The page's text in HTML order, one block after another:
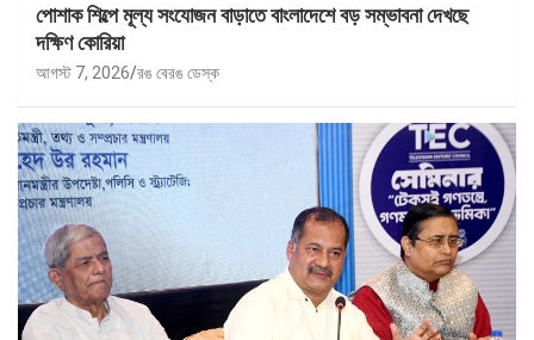
পোশাক শিল্পে মূল্য সংযোজন বাড়াতে বাংলাদেশে বড় সম্ভাবনা দেখছে
দক্ষিণ কোরিয়া
আগস্ট 7, 2026 রঙ বেরঙ ডেস্ক